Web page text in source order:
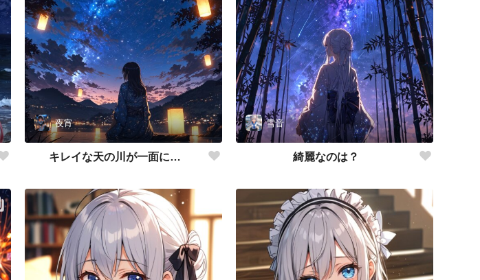
夜宵
キレイな天の川が一面に…
雪音
綺麗なのは？